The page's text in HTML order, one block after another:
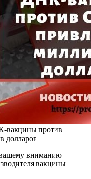
вакцины против
долларов
вашему вниманию
вакцины